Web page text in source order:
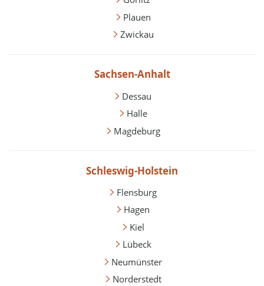
Plauen
Zwickau
Sachsen-Anhalt
Dessau
Halle
Magdeburg
Schleswig-Holstein
Flensburg
Hagen
Kiel
Lübeck
Neumünster
Norderstedt